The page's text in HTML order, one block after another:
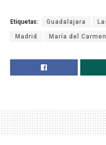
Etiquetas: Guadalajara
Madrid María del Carmen